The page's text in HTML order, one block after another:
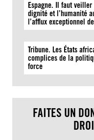
Espagne. Il faut
dignité et l’humanité
l’afflux exceptionnel
Tribune. Les États
complices de la
force
FAITES UN